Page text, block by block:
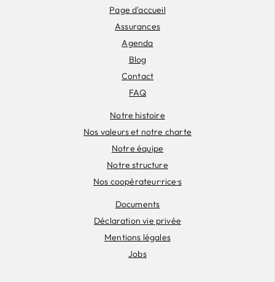
Page d'accueil
Assurances
Agenda
Blog
Contact
FAQ
Notre histoire
Nos valeurs et notre charte
Notre équipe
Notre structure
Nos coopérateur·rice·s
Documents
Déclaration vie privée
Mentions légales
Jobs